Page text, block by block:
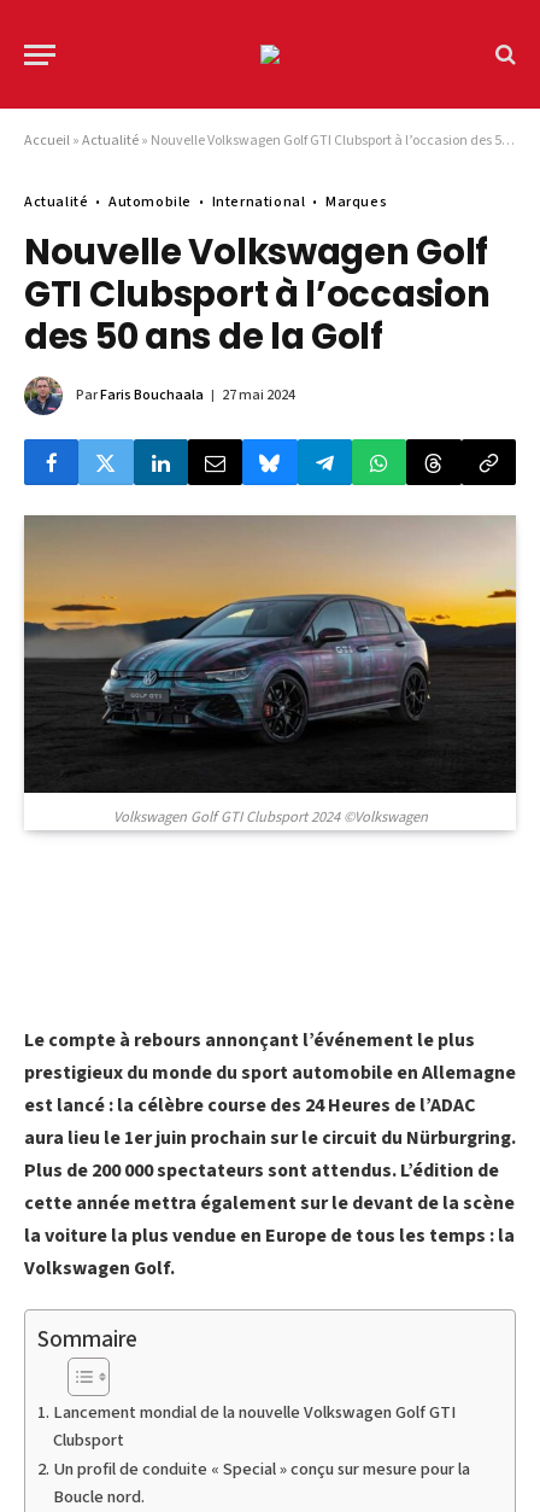
Accueil»Actualité» Nouvelle Volkswagen Golf GTI Clubsport à l’occasion des 50 ans de la Golf
Actualité Automobile International Marques
Nouvelle Volkswagen Golf
GTI Clubsport à l’occasion
des 50 ans de la Golf
ParFaris Bouchaala 27 mai 2024
Volkswagen Golf GTI Clubsport 2024 ©Volkswagen
Le compte à rebours annonçant l’événement le plus
prestigieux du monde du sport automobile en Allemagne
est lancé : la célèbre course des 24 Heures de l’ADAC
aura lieu le 1er juin prochain sur le circuit du Nürburgring.
Plus de 200 000 spectateurs sont attendus. L’édition de
cette année mettra également sur le devant de la scène
la voiture la plus vendue en Europe de tous les temps : la
Volkswagen Golf.
Sommaire
Lancement mondial de la nouvelle Volkswagen Golf GTI
Clubsport
Un profil de conduite « Special » conçu sur mesure pour la
Boucle nord.